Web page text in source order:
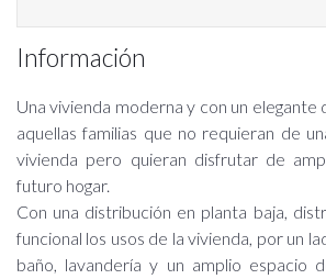
Información
Una vivienda moderna y con un elegante
aquellas familias que no requieran de
vivienda pero quieran disfrutar de
futuro hogar.
Con una distribución en planta baja,
funcional los usos de la vivienda, por un
baño, lavandería y un amplio espacio